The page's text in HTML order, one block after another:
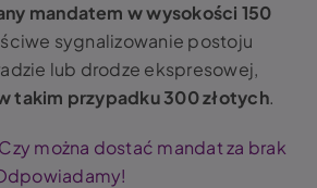
mandatem w wysokości 150
sygnalizowanie postoju
lub drodze ekspresowej,
takim przypadku 300 złotych.
Czy można dostać mandat za brak